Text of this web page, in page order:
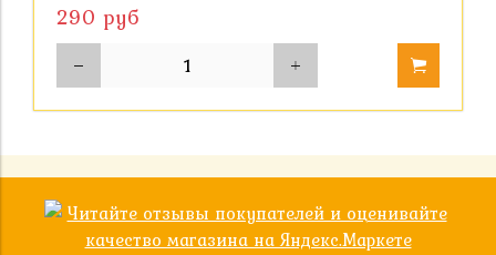
290 руб